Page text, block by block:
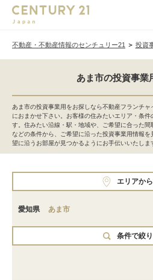
不動産・不動産情報のセンチュリー21 投資
あま市の投資事業
あま市の投資事業用をお探しなら不動産フランチ
におまかせ下さい。お客様の住みたいエリア・条
す。住みたい沿線・駅・地域や、ご希望に合った
などの条件から、ご希望に沿った投資事業用情報
望に沿うお部屋が見つかるようにお手伝いいたしま
エリアか
愛知県 あま市
条件で絞